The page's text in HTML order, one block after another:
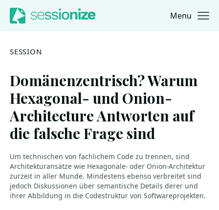
Jump to navigation
Jump to content Menu
SESSION
Domänenzentrisch? Warum
Hexagonal- und Onion-
Architecture Antworten auf
die falsche Frage sind
Um technischen von fachlichem Code zu trennen, sind
Architekturansätze wie Hexagonale- oder Onion-Architektur
zurzeit in aller Munde. Mindestens ebenso verbreitet sind
jedoch Diskussionen über semantische Details derer und
ihrer Abbildung in die Codestruktur von Softwareprojekten.